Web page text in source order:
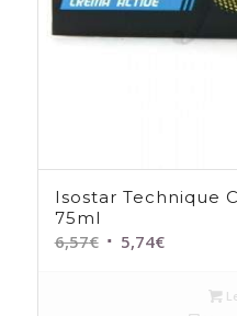
Isostar Technique
75ml
6,57€ El 5,74€El
actual